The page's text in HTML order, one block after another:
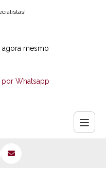
agora mesmo
por Whatsapp